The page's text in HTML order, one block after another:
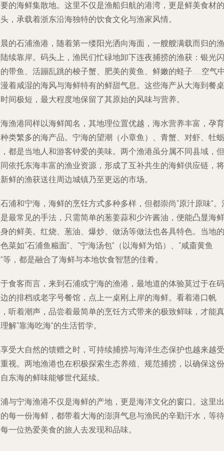
的海鲜集散地。这里不仅是渔船归航的港湾，更是鲜美食材的
，承载着浙东沿海独特的饮食文化与渔家风情。
的石浦渔港，随着第一缕阳光洒向海面，一艘艘满载而归的渔
续靠岸。码头上，渔民们忙碌地卸下连夜捕捞的渔获：银光闪
带鱼、活蹦乱跳的梭子蟹、肥美的黄鱼、鲜嫩的蛏子……空气
着咸湿的海风与海鲜特有的鲜甜气息。这些海产从大海到餐桌
间极短，最大程度地保留了其原始的风味与营养。
渔港同样以海鲜闻名，其地理位置优越，海水营养丰富，孕育
类繁多的海产品。宁海的望潮（小章鱼）、青蟹、对虾、牡蛎
都是当地人和游客钟爱的美味。两个渔港虽分属不同县域，但
依托东海丰富的渔业资源，形成了互补共生的海鲜供应链，将
鲜的渔获送往周边城镇乃至更远的市场。
浦和宁海，海鲜的烹饪方式多种多样，但都崇尚“原汁原味”。
最常见的手法，只需简单的葱姜蒜和少许酱油，便能凸显海鲜
的鲜美。红烧、葱油、爆炒、做汤等做法也各具特色。当地的
菜如“石浦鱼糍面”、“宁海汤包”（以海鲜为馅）、“咸齑黄鱼
等，都是融合了海鲜与本地饮食智慧的佳肴。
食客而言，来到石浦或宁海的渔港，最地道的体验莫过于在码
的排档或老字号餐馆，点上一桌刚上岸的海鲜。看着港口帆
听着潮声，品尝着最简单的烹饪方式带来的极致鲜味，才能真
解“靠海吃海”的生活哲学。
受大自然的馈赠之时，可持续捕捞与海洋生态保护也越来越受
视。两地渔港也在积极探索生态养殖、规范捕捞，以确保这份
东海的鲜味能够世代延续。
与宁海渔港不仅是海鲜的产地，更是海洋文化的窗口。这里出
每一份海鲜，都带着大海的澎湃气息与渔民的辛勤汗水，等待
一位热爱美食的旅人去发现和品味。